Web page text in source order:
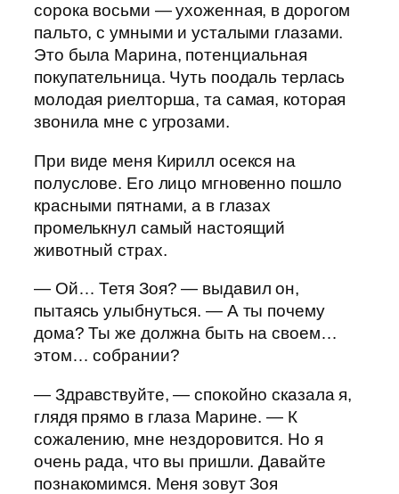
сорока восьми — ухоженная, в дорогом
пальто, с умными и усталыми глазами.
Это была Марина, потенциальная
покупательница. Чуть поодаль терлась
молодая риелторша, та самая, которая
звонила мне с угрозами.
При виде меня Кирилл осекся на
полуслове. Его лицо мгновенно пошло
красными пятнами, а в глазах
промелькнул самый настоящий
животный страх.
— Ой… Тетя Зоя? — выдавил он,
пытаясь улыбнуться. — А ты почему
дома? Ты же должна быть на своем…
этом… собрании?
— Здравствуйте, — спокойно сказала я,
глядя прямо в глаза Марине. — К
сожалению, мне нездоровится. Но я
очень рада, что вы пришли. Давайте
познакомимся. Меня зовут Зоя